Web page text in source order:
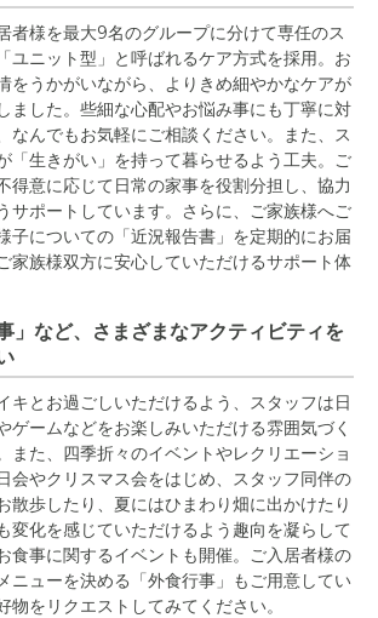
者様を最大9名のグループに分けて専任のス
ユニット型」と呼ばれるケア方式を採用。お
をうかがいながら、よりきめ細やかなケアが
ました。些細な心配やお悩み事にも丁寧に対
なんでもお気軽にご相談ください。また、ス
「生きがい」を持って暮らせるよう工夫。ご
得意に応じて日常の家事を役割分担し、協力
サポートしています。さらに、ご家族様へご
子についての「近況報告書」を定期的にお届
家族様双方に安心していただけるサポート体
」など、さまざまなアクティビティを
キとお過ごしいただけるよう、スタッフは日
ゲームなどをお楽しみいただける雰囲気づく
また、四季折々のイベントやレクリエーショ
会やクリスマス会をはじめ、スタッフ同伴の
散歩したり、夏にはひまわり畑に出かけたり
変化を感じていただけるよう趣向を凝らして
食事に関するイベントも開催。ご入居者様の
ニューを決める「外食行事」もご用意してい
物をリクエストしてみてください。